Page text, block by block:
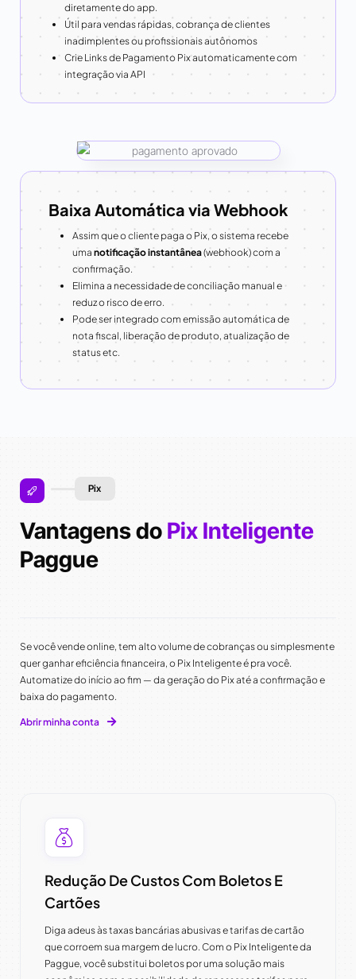
diretamente do app.
Útil para vendas rápidas, cobrança de clientes
inadimplentes ou profissionais autônomos
Crie Links de Pagamento Pix automaticamente com
integração via API
Baixa Automática via Webhook
Assim que o cliente paga o Pix, o sistema recebe
uma notificação instantânea(webhook) com a
confirmação.
Elimina a necessidade de conciliação manual e
reduz o risco de erro.
Pode ser integrado com emissão automática de
nota fiscal, liberação de produto, atualização de
status etc.
Pix
Vantagens do Pix Inteligente
Paggue
Se você vende online, tem alto volume de cobranças ou simplesmente
quer ganhar eficiência financeira, o Pix Inteligente é pra você.
Automatize do início ao fim — da geração do Pix até a confirmação e
baixa do pagamento.
Abrir minha conta
Redução De Custos Com Boletos E
Cartões
Diga adeus às taxas bancárias abusivas e tarifas de cartão
que corroem sua margem de lucro. Com o Pix Inteligente da
Paggue, você substitui boletos por uma solução mais